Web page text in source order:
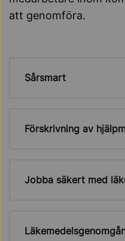
att genomföra.
Sårsmart
Förskrivning av
Jobba säkert med